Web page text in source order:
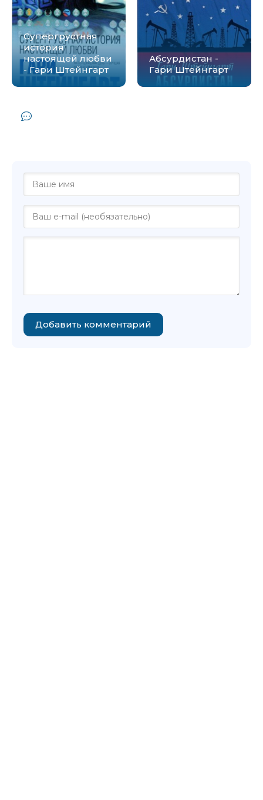
Супергрустная
история
настоящей любви
- Гари Штейнгарт
Абсурдистан -
Гари Штейнгарт
Добавить комментарий